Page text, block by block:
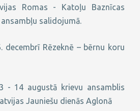
Romas - Katoļu Baznīcas
salidojumā.
decembrī Rēzeknē – bērnu koru
- 14 augustā krievu ansamblis
Jauniešu dienās Aglonā